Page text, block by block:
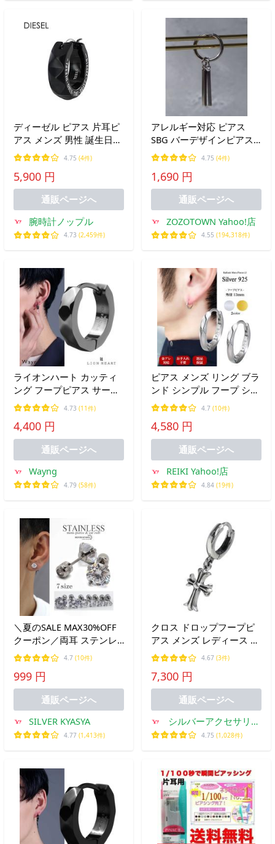
ディーゼル ピアス 片耳ピ
アス メンズ 男性 誕生日
誕生日 爆買 成人 卒業 入
学
4.75 (4件)
5,900 円
通販ページへ
腕時計ノップル
4.73 (2,459件)
アレルギー対応 ピアス
SBG バーデザインピアス/
イヤリング メンズ レディ
ース
4.75 (4件)
1,690 円
通販ページへ
ZOZOTOWN Yahoo!店
4.55 (194,318件)
ライオンハート カッティ
ング フープピアス サージ
カルステンレス 金属アレ
ルギー対応 ライトブラッ
ク 黒 片耳用 1点売り メン
ズ ブランド
4.73 (11件)
4,400 円
通販ページへ
Wayng
4.79 (58件)
ピアス メンズ リング ブラ
ンド シンプル フープ シル
バー 925 両耳 セット 金属
アレルギー対応 人気 メン
ズピアス (外径13mm) 誕生
日 ギフト プレゼント
RaHash
4.7 (10件)
4,580 円
通販ページへ
REIKI Yahoo!店
4.84 (19件)
＼夏のSALE MAX30%OFF
クーポン／両耳 ステンレ
ス ダブルストーンピアス
ねじ式 ピアス 大きめ 一粒
シルバー 後ろにもジルコ
ニア サイズ2mm~8mm 爆
4.7 (10件)
999 円
通販ページへ
SILVER KYASYA
4.77 (1,413件)
クロス ドロップフープピ
アス メンズ レディース 片
耳用 シルバー925 十字架
揺れる リングピアス ゴシ
ック シルバーピアス ぶら
下がり キャッチレス 男女
4.67 (3件)
7,300 円
通販ページへ
シルバーアクセサリー
Binich
4.75 (1,028件)